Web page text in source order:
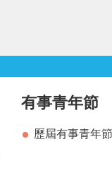
有事青年節
歷屆有事青年節